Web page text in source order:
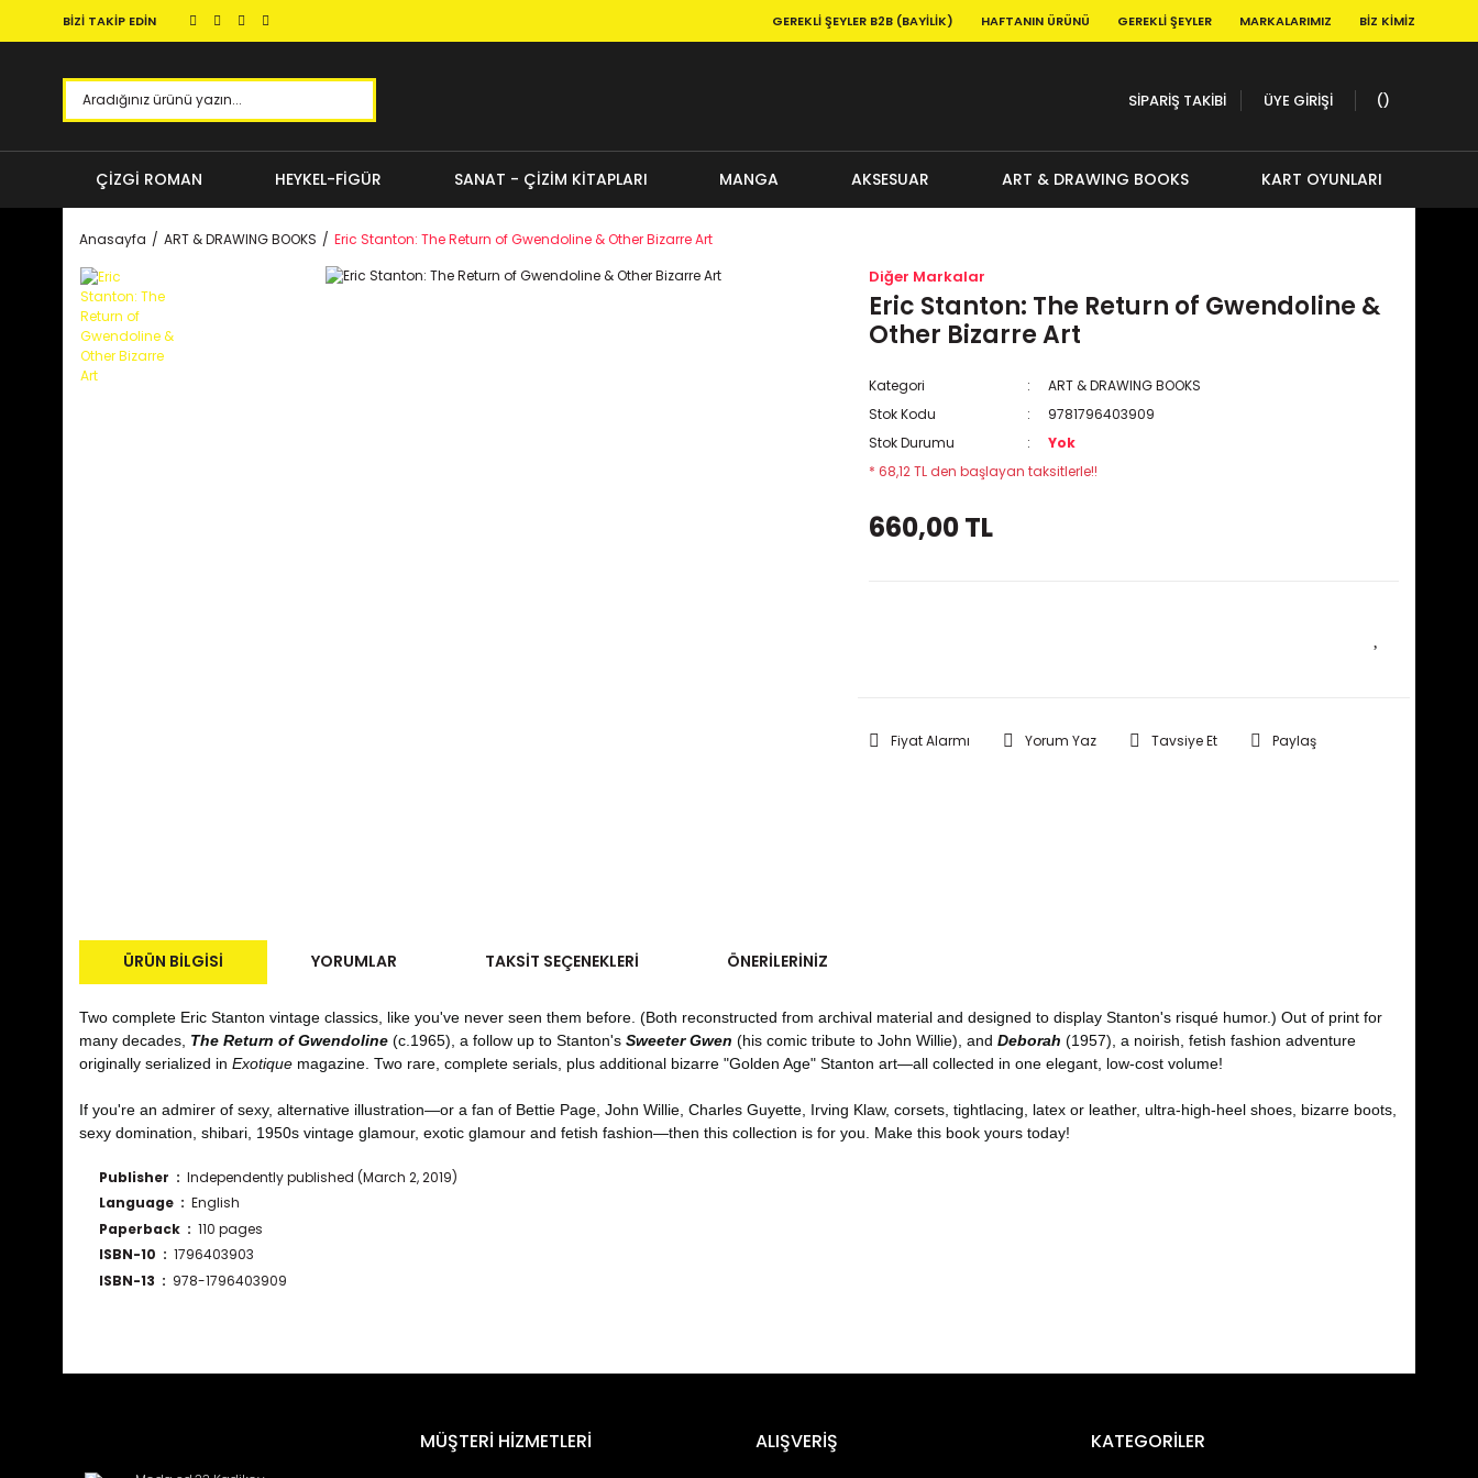
BİZİ TAKİP EDİN GEREKLI ŞEYLER B2B (BAYILIK) HAFTANIN ÜRÜNÜ GEREKLI ŞEYLER MARKALARIMIZ BIZ KIMIZ
SİPARİŞ TAKİBİ ÜYE GİRİŞİ
ÇİZGİ ROMAN HEYKEL-FİGÜR SANAT - ÇİZİM KİTAPLARI MANGA AKSESUAR ART & DRAWING BOOKS KART OYUNLARI
Anasayfa ART & DRAWING BOOKS Eric Stanton: The Return of Gwendoline & Other Bizarre Art
Diğer Markalar
Eric Stanton: The Return of Gwendoline &
Other Bizarre Art
Kategori
ART & DRAWING BOOKS
Stok Kodu
9781796403909
Stok Durumu
Yok
* 68,12 TL den başlayan taksitlerle!!
660,00 TL
Fiyat Alarmı Yorum Yaz Tavsiye Et Paylaş
ÜRÜN BILGISI YORUMLAR TAKSIT SEÇENEKLERI ÖNERILERINIZ
Two complete Eric Stanton vintage classics, like you've never seen them before. (Both reconstructed from archival material and designed to display Stanton's risqué humor.) Out of print for
many decades, The Return of Gwendoline (c.1965), a follow up to Stanton's Sweeter Gwen (his comic tribute to John Willie), and Deborah (1957), a noirish, fetish fashion adventure
originally serialized in Exotique magazine. Two rare, complete serials, plus additional bizarre "Golden Age" Stanton art—all collected in one elegant, low-cost volume!
If you're an admirer of sexy, alternative illustration—or a fan of Bettie Page, John Willie, Charles Guyette, Irving Klaw, corsets, tightlacing, latex or leather, ultra-high-heel shoes, bizarre boots,
sexy domination, shibari, 1950s vintage glamour, exotic glamour and fetish fashion—then this collection is for you. Make this book yours today!
Publisher ‏ : ‎ Independently published (March 2, 2019)
Language ‏ : ‎ English
Paperback ‏ : ‎ 110 pages
ISBN-10 ‏ : ‎ 1796403903
ISBN-13 ‏ : ‎ 978-1796403909
Yorum Yaz
Görüş ve önerileriniz için teşekkür ederiz.
Ürün resmi kalitesiz, bozuk veya görüntülenemiyor.
MÜŞTERİ HİZMETLERİ ALIŞVERİŞ KATEGORİLER